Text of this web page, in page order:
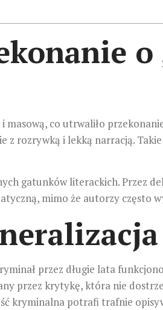
co utrwaliło
z rozrywką i lekką narracją.
gatunków literackich. Przez
mimo że autorzy często
przez długie lata
przez krytykę, która nie
kryminalna potrafi trafnie